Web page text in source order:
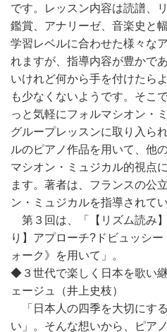
です。レッスン内容は読譜、
鑑賞、アナリーゼ、音楽史と
学習レベルに合わせた様々な
れますが、指導内容が豊かで
いけれど何から手を付けた
も少なくないようです。そこ
っと気軽にフォルマシオン・
グループレッスンに取り入ら
ルのピアノ作品を用いて、他
マシオン・ミュジカル的視点
ます。著者は、フランスの公
ン・ミュジカルを指導されて
第３回は、「【リズム読み
り】アプローチ?ドビュッシ
ォーク》を用いて」。
◆３世代で楽しく日本を歌い
ェージュ（井上史枝）
「日本人の四季を大切にす
い」。そんな想いから、ピア